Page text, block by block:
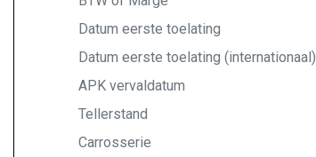
Datum eerste toelating
Datum eerste toelating (internationaal)
APK vervaldatum
Tellerstand
Carrosserie